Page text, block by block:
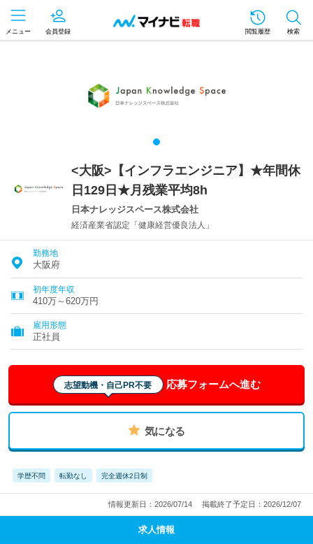
メニュー 会員登録 閲覧履歴 検索
<大阪>【インフラエンジニア】★年間休
日129日★月残業平均8h
日本ナレッジスペース株式会社
経済産業省認定「健康経営優良法人」
勤務地
大阪府
初年度年収
410万～620万円
雇用形態
正社員
志望動機・自己PR不要 応募フォームへ進む
気になる
学歴不問 転勤なし 完全週休2日制
情報更新日：2026/07/14 掲載終了予定日：2026/12/07
求人情報